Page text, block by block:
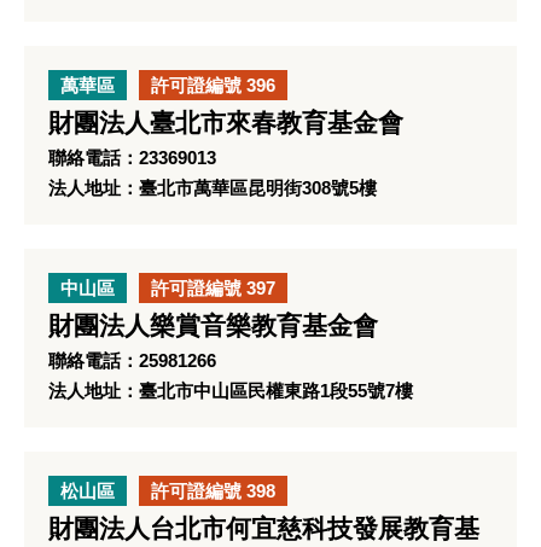
萬華區 許可證編號 396
財團法人臺北市來春教育基金會
聯絡電話：23369013
法人地址：臺北市萬華區昆明街308號5樓
中山區 許可證編號 397
財團法人樂賞音樂教育基金會
聯絡電話：25981266
法人地址：臺北市中山區民權東路1段55號7樓
松山區 許可證編號 398
財團法人台北市何宜慈科技發展教育基